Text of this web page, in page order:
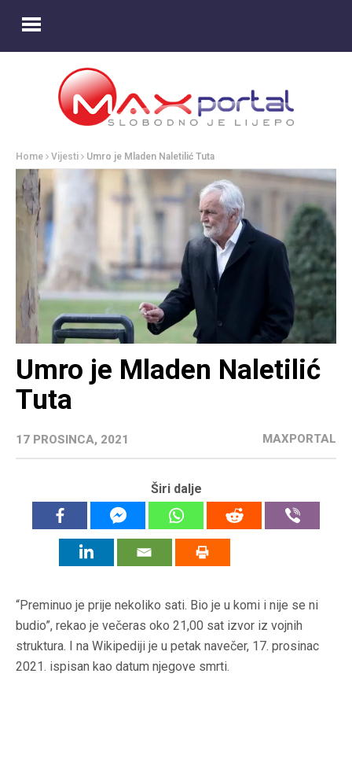
Home Vijesti Umro je Mladen Naletilić Tuta
Umro je Mladen Naletilić
Tuta
17 PROSINCA, 2021 MAXPORTAL
Širi dalje
“Preminuo je prije nekoliko sati. Bio je u komi i nije se ni
budio”, rekao je večeras oko 21,00 sat izvor iz vojnih
struktura. I na Wikipediji je u petak navečer, 17. prosinac
2021. ispisan kao datum njegove smrti.